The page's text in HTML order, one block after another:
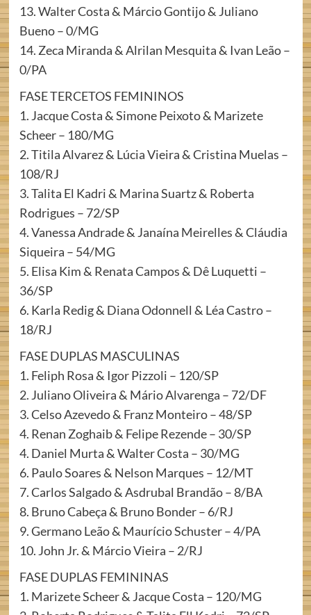
13. Walter Costa & Márcio Gontijo & Juliano
Bueno – 0/MG
14. Zeca Miranda & Alrilan Mesquita & Ivan Leão –
0/PA
FASE TERCETOS FEMININOS
1. Jacque Costa & Simone Peixoto & Marizete
Scheer – 180/MG
2. Titila Alvarez & Lúcia Vieira & Cristina Muelas –
108/RJ
3. Talita El Kadri & Marina Suartz & Roberta
Rodrigues – 72/SP
4. Vanessa Andrade & Janaína Meirelles & Cláudia
Siqueira – 54/MG
5. Elisa Kim & Renata Campos & Dê Luquetti –
36/SP
6. Karla Redig & Diana Odonnell & Léa Castro –
18/RJ
FASE DUPLAS MASCULINAS
1. Feliph Rosa & Igor Pizzoli – 120/SP
2. Juliano Oliveira & Mário Alvarenga – 72/DF
3. Celso Azevedo & Franz Monteiro – 48/SP
4. Renan Zoghaib & Felipe Rezende – 30/SP
4. Daniel Murta & Walter Costa – 30/MG
6. Paulo Soares & Nelson Marques – 12/MT
7. Carlos Salgado & Asdrubal Brandão – 8/BA
8. Bruno Cabeça & Bruno Bonder – 6/RJ
9. Germano Leão & Maurício Schuster – 4/PA
10. John Jr. & Márcio Vieira – 2/RJ
FASE DUPLAS FEMININAS
1. Marizete Scheer & Jacque Costa – 120/MG